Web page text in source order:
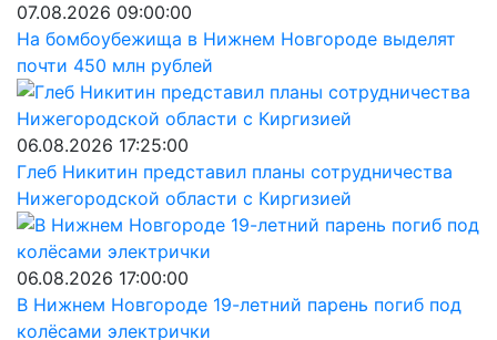
07.08.2026 09:00:00
На бомбоубежища в Нижнем Новгороде выделят
почти 450 млн рублей
06.08.2026 17:25:00
Глеб Никитин представил планы сотрудничества
Нижегородской области с Киргизией
06.08.2026 17:00:00
В Нижнем Новгороде 19-летний парень погиб под
колёсами электрички